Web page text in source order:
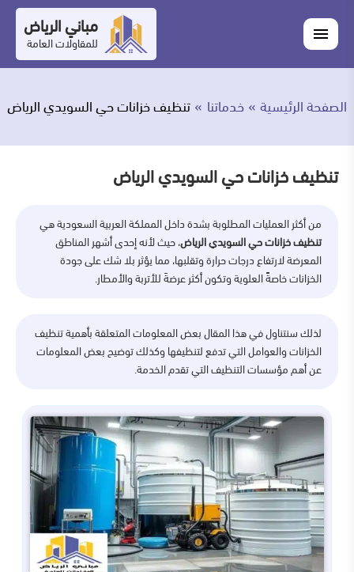
إلى
المحتوى
القائمة
مباني الرياض
للمقاولات العامة
مباني
اغلاق
القائمة
نحن
أعمالنا
المدونة
الصفحة الرئيسية خدماتنا تنظيف خزانات حي السويدي الرياض
تنظيف خزانات حي السويدي الرياض
من أكثر العمليات المطلوبة بشدة داخل المملكة العربية السعودية هي
تنظيف خزانات حي السويدي الرياض، حيث لأنه إحدى أشهر المناطق
المعرضة لارتفاع درجات حرارة وتقلبها، مما يؤثر بلا شك على جودة
الخزانات خاصةً العلوية وتكون أكثر عرضةَ للأتربة والأمطار.
لذلك سنتناول في هذا المقال بعض المعلومات المتعلقة بأهمية تنظيف
الخزانات والعوامل التي تدفع لتنظيفها وكذلك توضيح بعض المعلومات
عن أهم مؤسسات التنظيف التي تقدم الخدمة.